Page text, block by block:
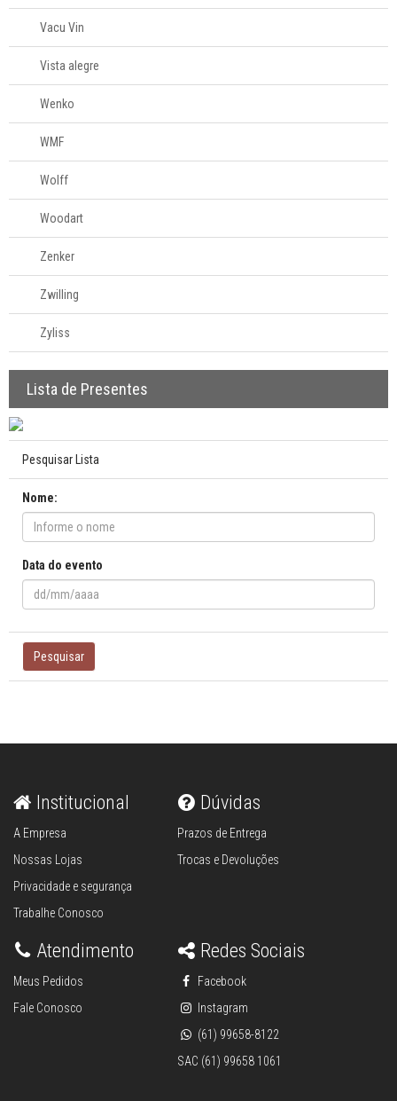
Vacu Vin
Vista alegre
Wenko
WMF
Wolff
Woodart
Zenker
Zwilling
Zyliss
Lista de Presentes
Pesquisar Lista
Nome:
Data do evento
Pesquisar
Institucional
A Empresa
Nossas Lojas
Privacidade e segurança
Trabalhe Conosco
Dúvidas
Prazos de Entrega
Trocas e Devoluções
Atendimento
Meus Pedidos
Fale Conosco
Redes Sociais
Facebook
Instagram
(61) 99658-8122
SAC (61) 99658 1061